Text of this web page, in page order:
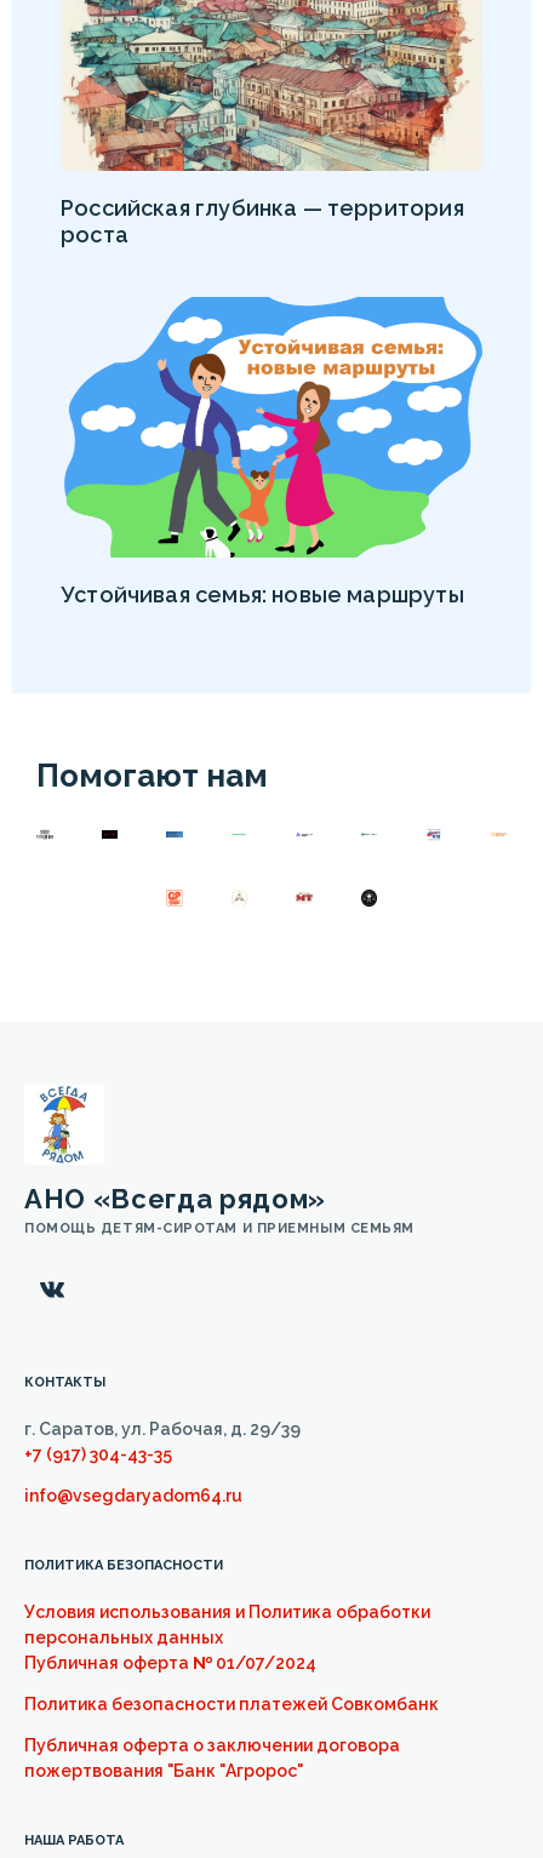
Российская глубинка — территория
роста
Устойчивая семья: новые маршруты
Помогают нам
АНО «Всегда рядом»
ПОМОЩЬ ДЕТЯМ-СИРОТАМ И ПРИЕМНЫМ СЕМЬЯМ
КОНТАКТЫ
г. Саратов, ул. Рабочая, д. 29/39
+7 (917) 304-43-35
info@vsegdaryadom64.ru
НАША РАБОТА
ПОЛИТИКА БЕЗОПАСНОСТИ
Условия использования и Политика обработки
персональных данных
Публичная оферта № 01/07/2024
Политика безопасности платежей Совкомбанк
Публичная оферта о заключении договора
пожертвования "Банк "Агророс"